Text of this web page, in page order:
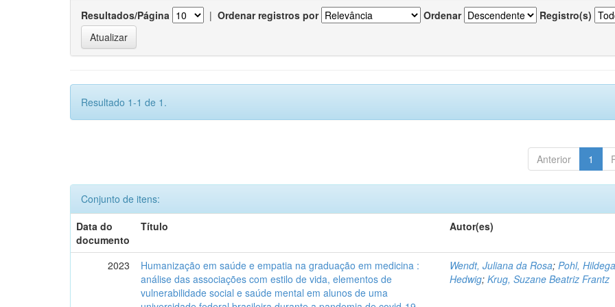
Resultados/Página | Ordenar registros por Ordenar Registro(s)
Resultado 1-1 de 1.
Anterior 1
Conjunto de itens:
Data do
documento
Título Autor(es)
2023
Humanização em saúde e empatia na graduação em medicina :
análise das associações com estilo de vida, elementos de
vulnerabilidade social e saúde mental em alunos de uma
Wendt, Juliana da Rosa;Pohl,
Hedwig;Krug, Suzane Beatriz Frantz